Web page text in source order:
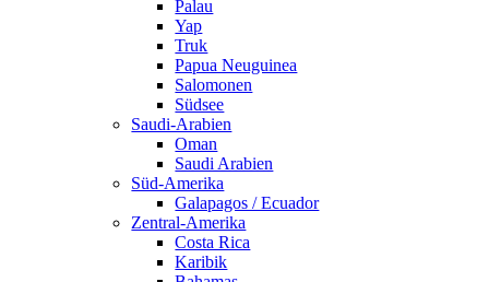
Palau
Yap
Truk
Papua Neuguinea
Salomonen
Südsee
Saudi-Arabien
Oman
Saudi Arabien
Süd-Amerika
Galapagos / Ecuador
Zentral-Amerika
Costa Rica
Karibik